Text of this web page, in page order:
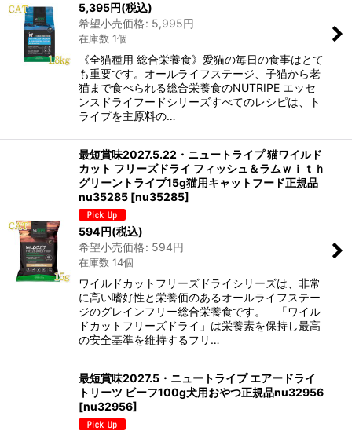
5,395円(税込)
希望小売価格: 5,995円
在庫数 1個
《全猫種用 総合栄養食》愛猫の毎日の食事はとて
も重要です。オールライフステージ、子猫から老
猫まで食べられる総合栄養食のNUTRIPE エッセ
ンスドライフードシリーズすべてのレシピは、ト
ライプを主原料の…
最短賞味2027.5.22・ニュートライプ 猫ワイルド
カット フリーズドライ フィッシュ＆ラムｗｉｔｈ
グリーントライプ15g猫用キャットフード正規品
nu35285 [nu35285]
594円(税込)
希望小売価格: 594円
在庫数 14個
ワイルドカットフリーズドライシリーズは、非常
に高い嗜好性と栄養価のあるオールライフステー
ジのグレインフリー総合栄養食です。 「ワイル
ドカットフリーズドライ」は栄養素を保持し最高
の安全基準を維持するフリ…
最短賞味2027.5・ニュートライプ エアードライ
トリーツ ビーフ100g犬用おやつ正規品nu32956
[nu32956]